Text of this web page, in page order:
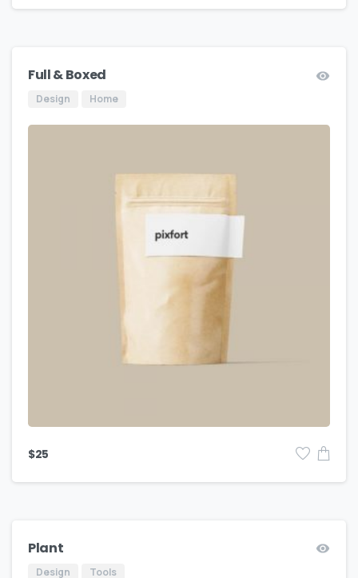
Full & Boxed
Design Home
$25
Plant
Design Tools